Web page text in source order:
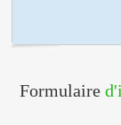
Formulaire